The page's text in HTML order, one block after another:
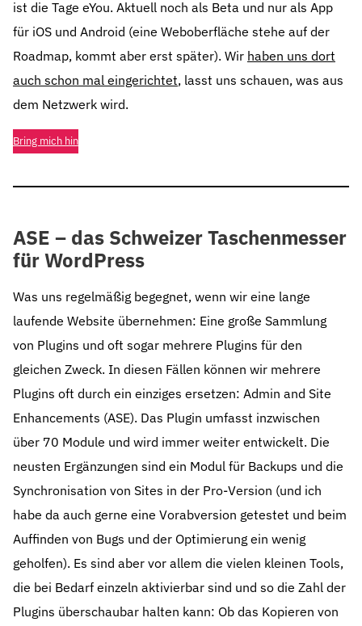
ist die Tage eYou. Aktuell noch als Beta und nur als App
für iOS und Android (eine Weboberfläche stehe auf der
Roadmap, kommt aber erst später). Wir haben uns dort
auch schon mal eingerichtet, lasst uns schauen, was aus
dem Netzwerk wird.
Bring mich hin
ASE – das Schweizer Taschenmesser
für WordPress
Was uns regelmäßig begegnet, wenn wir eine lange
laufende Website übernehmen: Eine große Sammlung
von Plugins und oft sogar mehrere Plugins für den
gleichen Zweck. In diesen Fällen können wir mehrere
Plugins oft durch ein einziges ersetzen: Admin and Site
Enhancements (ASE). Das Plugin umfasst inzwischen
über 70 Module und wird immer weiter entwickelt. Die
neusten Ergänzungen sind ein Modul für Backups und die
Synchronisation von Sites in der Pro-Version (und ich
habe da auch gerne eine Vorabversion getestet und beim
Auffinden von Bugs und der Optimierung ein wenig
geholfen). Es sind aber vor allem die vielen kleinen Tools,
die bei Bedarf einzeln aktivierbar sind und so die Zahl der
Plugins überschaubar halten kann: Ob das Kopieren von